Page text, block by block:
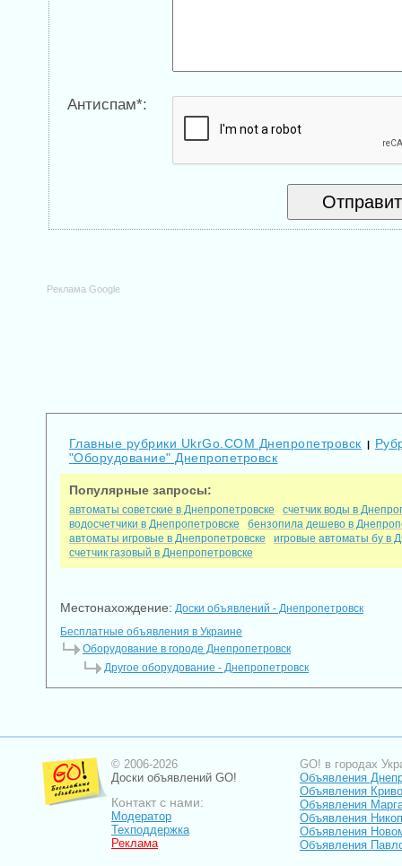
Антиспам*:
Реклама Google
Главные рубрики UkrGo.COM Днепропетровск
"Оборудование" Днепропетровск
Популярные запросы:
автоматы советские в Днепропетровске
счетчик воды в
водосчетчики в Днепропетровске
бензопила дешево в
автоматы игровые в Днепропетровске
игровые автоматы бу в
счетчик газовый в Днепропетровске
Местонахождение: Доски объявлений - Днепропетровск
Бесплатные объявления в Украине
Оборудование в городе Днепропетровск
Другое оборудование - Днепропетровск
© 2006-2026
Доски объявлений GO!
Контакт с нами:
Модератор
Техподдержка
Реклама
GO! в городах
Объявления
Объявления
Объявления
Объявления
Объявления
Объявления